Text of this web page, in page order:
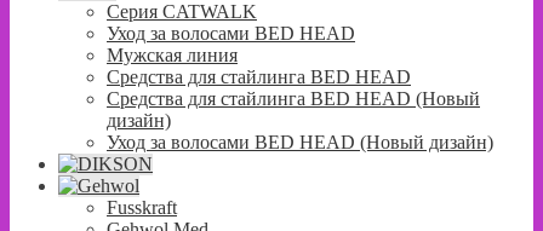
Серия CATWALK
Уход за волосами BED HEAD
Мужская линия
Средства для стайлинга BED HEAD
Средства для стайлинга BED HEAD (Новый
дизайн)
Уход за волосами BED HEAD (Новый дизайн)
Fusskraft